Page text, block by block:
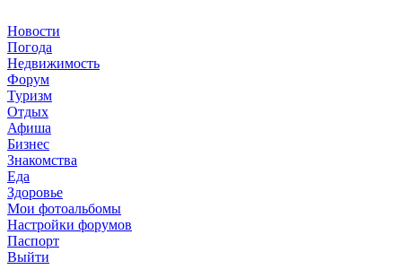
Новости
Погода
Недвижимость
Форум
Туризм
Отдых
Афиша
Бизнес
Знакомства
Еда
Здоровье
Мои фотоальбомы
Настройки форумов
Паспорт
Выйти